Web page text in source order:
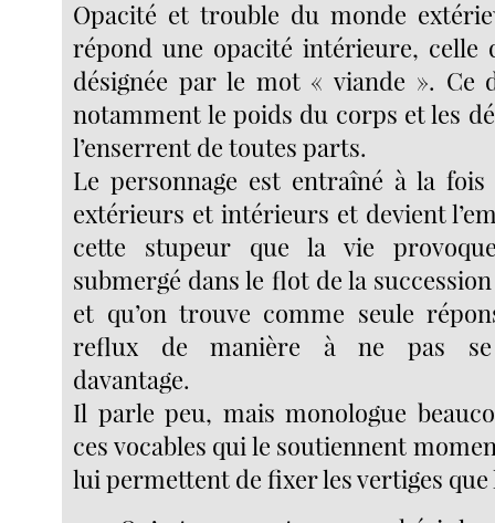
Opacité et trouble du monde
répond une opacité intérieure, celle
désignée par le mot « viande ». Ce
notamment le poids du corps et les
l’enserrent de toutes parts.
Le personnage est entraîné à la
extérieurs et intérieurs et devient
cette stupeur que la vie
submergé dans le flot de la
et qu’on trouve comme seule
reflux de manière à ne pas se
davantage.
Il parle peu, mais monologue
ces vocables qui le soutiennent
lui permettent de fixer les vertiges